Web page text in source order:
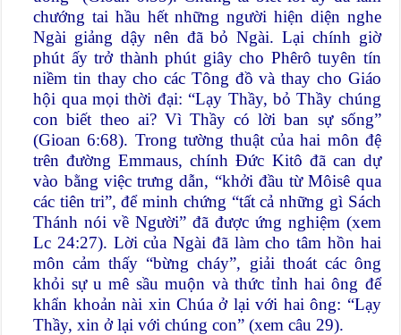
chướng tai hầu hết những người hiện diện nghe
Ngài giảng dậy nên đã bỏ Ngài. Lại chính giờ
phút ấy trở thành phút giây cho Phêrô tuyên tín
niềm tin thay cho các Tông đồ và thay cho Giáo
hội qua mọi thời đại: “Lạy Thầy, bỏ Thầy chúng
con biết theo ai? Vì Thầy có lời ban sự sống”
(Gioan 6:68). Trong tường thuật của hai môn đệ
trên đường Emmaus, chính Đức Kitô đã can dự
vào bằng việc trưng dẫn, “khởi đầu từ Môisê qua
các tiên tri”, để minh chứng “tất cả những gì Sách
Thánh nói về Người” đã được ứng nghiệm (xem
Lc 24:27). Lời của Ngài đã làm cho tâm hồn hai
môn cảm thấy “bừng cháy”, giải thoát các ông
khỏi sự u mê sầu muộn và thức tỉnh hai ông để
khẩn khoản nài xin Chúa ở lại với hai ông: “Lạy
Thầy, xin ở lại với chúng con” (xem câu 29).